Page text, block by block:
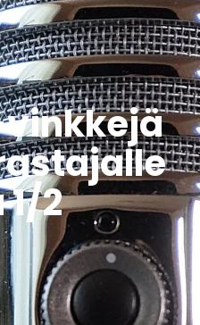
2